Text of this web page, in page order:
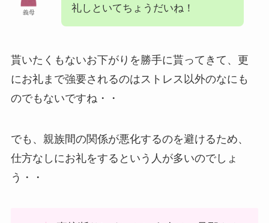
義母
礼しといてちょうだいね！
貰いたくもないお下がりを勝手に貰ってきて、更
にお礼まで強要されるのはストレス以外のなにも
のでもないですね・・
でも、親族間の関係が悪化するのを避けるため、
仕方なしにお礼をするという人が多いのでしょ
う・・